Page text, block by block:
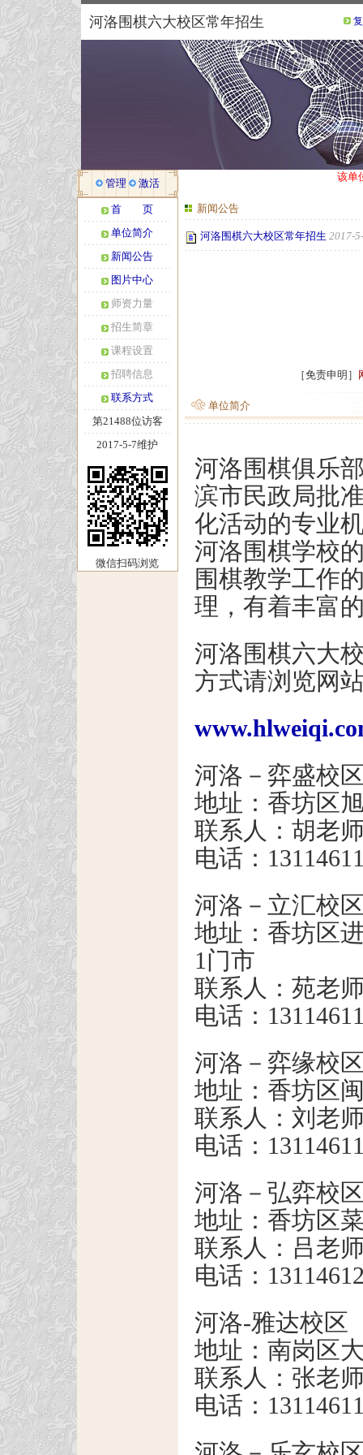
河洛围棋六大校区常年招生
管理 激活
首 页
单位简介
新闻公告
图片中心
师资力量
招生简章
课程设置
招聘信息
联系方式
第21488位访客
2017-5-7维护
微信扫码浏览
该单
新闻公告
河洛围棋六大校区常年招生 2017-
［免责申明］
单位简介
河洛围棋俱乐
滨市民政局批
化活动的专业
河洛围棋学校
围棋教学工作
理，有着丰富
河洛围棋六大
方式请浏览网
河洛－弈盛校
地址：香坊区
联系人：胡老
电话：
河洛－立汇校
地址：香坊区
1门市
联系人：苑老
电话：
河洛－弈缘校
地址：香坊区
联系人：刘老
电话：
河洛－弘弈校
地址：香坊区
联系人：吕老
电话：
河洛-雅达校区
地址：南岗区
联系人：张老
电话：